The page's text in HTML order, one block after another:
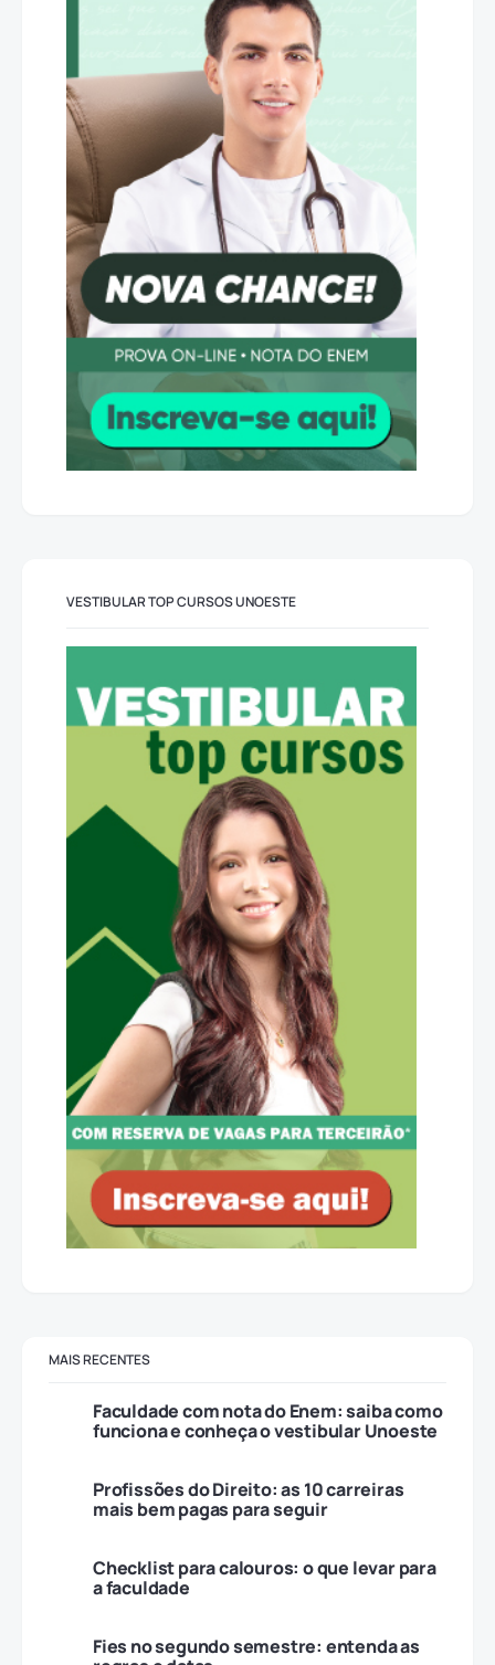
VESTIBULAR TOP CURSOS UNOESTE
MAIS RECENTES
Faculdade com nota do Enem: saiba como
funciona e conheça o vestibular Unoeste
Profissões do Direito: as 10 carreiras
mais bem pagas para seguir
Checklist para calouros: o que levar para
a faculdade
Fies no segundo semestre: entenda as